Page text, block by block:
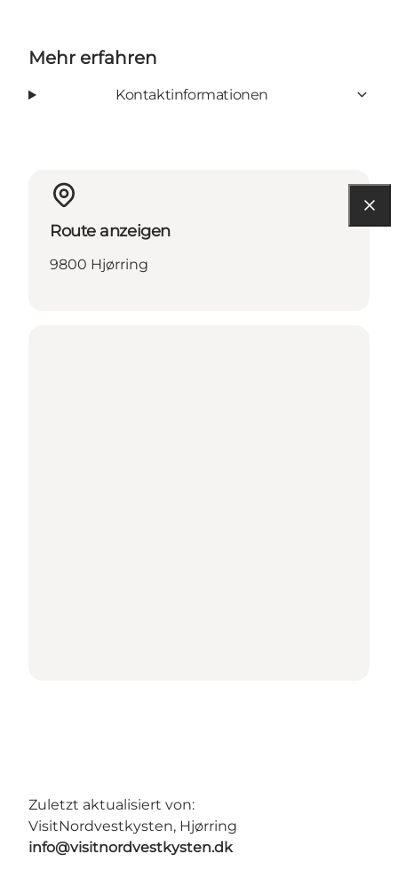
Mehr erfahren
Kontaktinformationen
Route anzeigen
9800 Hjørring
Zuletzt aktualisiert von:
VisitNordvestkysten, Hjørring
info@visitnordvestkysten.dk